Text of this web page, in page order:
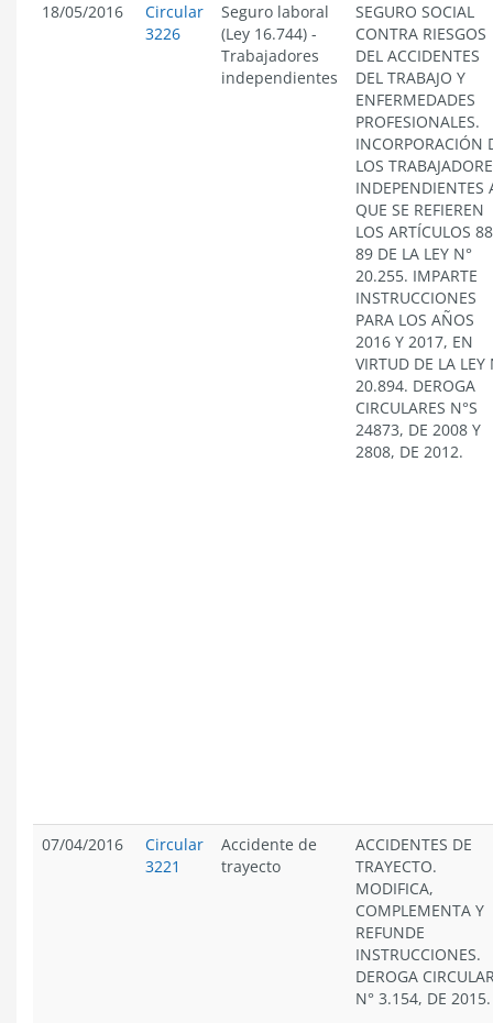
18/05/2016
Circular
3226
Seguro laboral
(Ley 16.744) -
Trabajadores
independientes
SEGURO SOCIAL
CONTRA RIESGOS
DEL ACCIDENTES
DEL TRABAJO Y
ENFERMEDADES
PROFESIONALES.
INCORPORACIÓN
LOS
INDEPENDIENTES
QUE SE REFIEREN
LOS ARTÍCULOS
89 DE LA LEY N°
20.255. IMPARTE
INSTRUCCIONES
PARA LOS AÑOS
2016 Y 2017, EN
VIRTUD DE LA LEY
20.894. DEROGA
CIRCULARES N°S
24873, DE 2008 Y
2808, DE 2012.
07/04/2016
Circular
3221
Accidente de
trayecto
ACCIDENTES DE
TRAYECTO.
MODIFICA,
COMPLEMENTA Y
REFUNDE
INSTRUCCIONES.
DEROGA
N° 3.154, DE 2015.